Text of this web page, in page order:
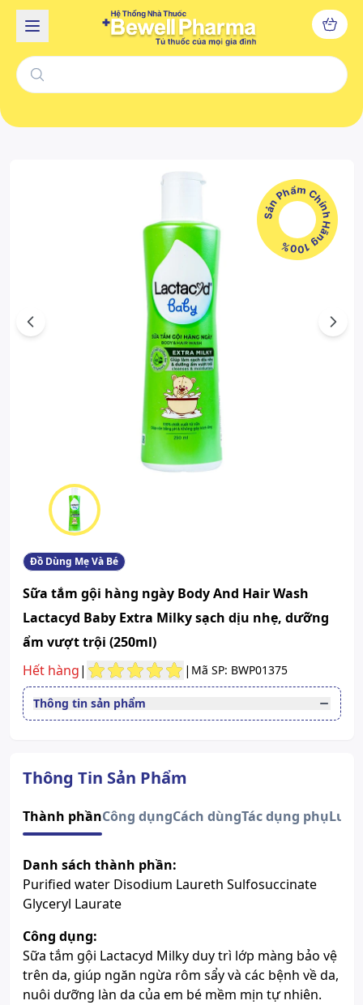
Sản Phẩm Chính Hãng 100%
Previous Next
Đồ Dùng Mẹ Và Bé
Sữa tắm gội hàng ngày Body And Hair Wash
Lactacyd Baby Extra Milky sạch dịu nhẹ, dưỡng
ẩm vượt trội (250ml)
Hết hàng| | Mã SP: BWP01375
Thông tin sản phẩm
Thông Tin Sản Phẩm
Thành phầnCông dụngCách dùngTác dụng phụLưu
Danh sách thành phần:
Purified water Disodium Laureth Sulfosuccinate
Glyceryl Laurate
Công dụng:
Sữa tắm gội Lactacyd Milky duy trì lớp màng bảo vệ
trên da, giúp ngăn ngừa rôm sẩy và các bệnh về da,
nuôi dưỡng làn da của em bé mềm mịn tự nhiên.